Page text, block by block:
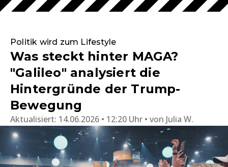
Politik wird zum Lifestyle
Was steckt hinter MAGA?
"Galileo" analysiert die
Hintergründe der Trump-
Bewegung
Aktualisiert: 14.06.2026 • 12:20 Uhr von Julia W.